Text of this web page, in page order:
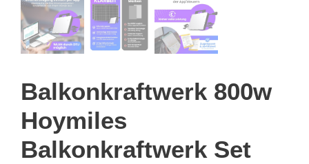
Balkonkraftwerk 800w
Hoymiles
Balkonkraftwerk Set